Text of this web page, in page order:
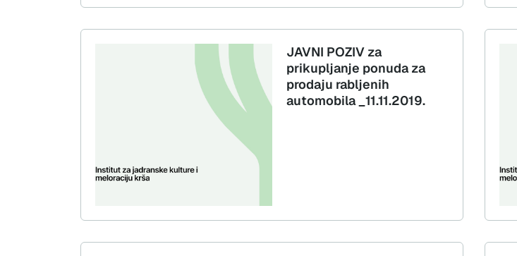
JAVNI POZIV za
prikupljanje ponuda za
prodaju rabljenih
automobila _11.11.2019.